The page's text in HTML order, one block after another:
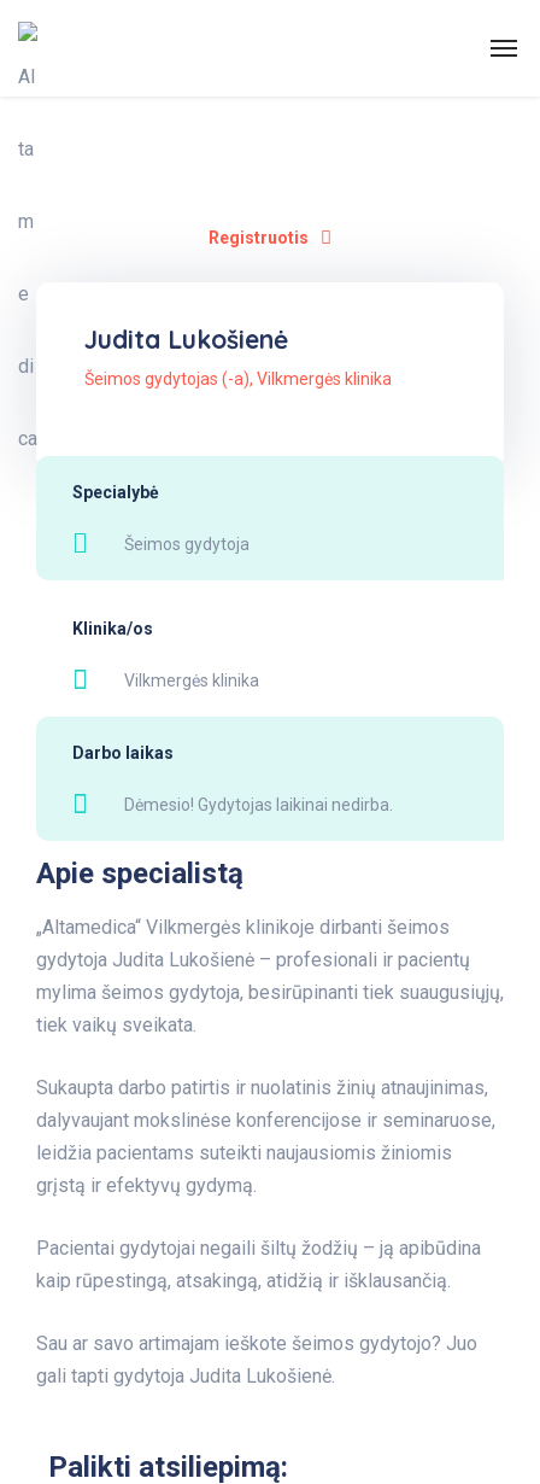
Registruotis
Judita Lukošienė
Šeimos gydytojas (-a), Vilkmergės klinika
Specialybė
Šeimos gydytoja
Klinika/os
Vilkmergės klinika
Darbo laikas
Dėmesio! Gydytojas laikinai nedirba.
Apie specialistą
„Altamedica“ Vilkmergės klinikoje dirbanti šeimos
gydytoja Judita Lukošienė – profesionali ir pacientų
mylima šeimos gydytoja, besirūpinanti tiek suaugusiųjų,
tiek vaikų sveikata.
Sukaupta darbo patirtis ir nuolatinis žinių atnaujinimas,
dalyvaujant mokslinėse konferencijose ir seminaruose,
leidžia pacientams suteikti naujausiomis žiniomis
grįstą ir efektyvų gydymą.
Pacientai gydytojai negaili šiltų žodžių – ją apibūdina
kaip rūpestingą, atsakingą, atidžią ir išklausančią.
Sau ar savo artimajam ieškote šeimos gydytojo? Juo
gali tapti gydytoja Judita Lukošienė.
Palikti atsiliepimą: